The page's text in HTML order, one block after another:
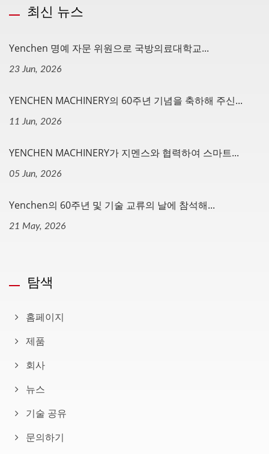
최신 뉴스
Yenchen 명예 자문 위원으로 국방의료대학교...
23 Jun, 2026
YENCHEN MACHINERY의 60주년 기념을 축하해 주신...
11 Jun, 2026
YENCHEN MACHINERY가 지멘스와 협력하여 스마트...
05 Jun, 2026
Yenchen의 60주년 및 기술 교류의 날에 참석해...
21 May, 2026
탐색
홈페이지
제품
회사
뉴스
기술 공유
문의하기